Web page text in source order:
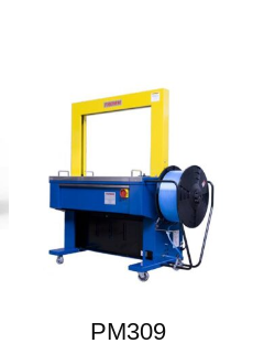
PM309